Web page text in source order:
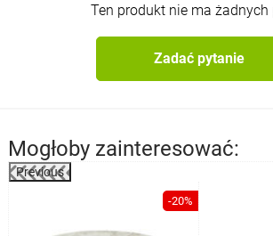
Ten produkt nie ma żadnych
Zadać pytanie
Mogłoby zainteresować:
Previous
-20%